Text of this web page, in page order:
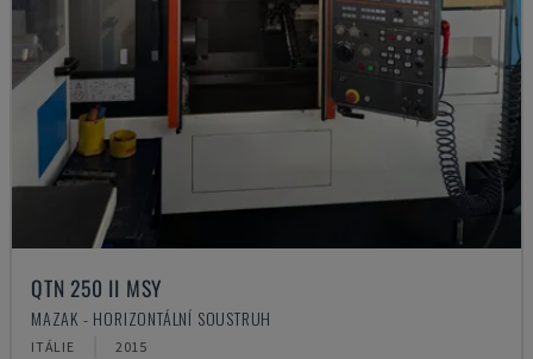
QTN 250 II MSY
MAZAK - HORIZONTÁLNÍ SOUSTRUH
ITÁLIE 2015